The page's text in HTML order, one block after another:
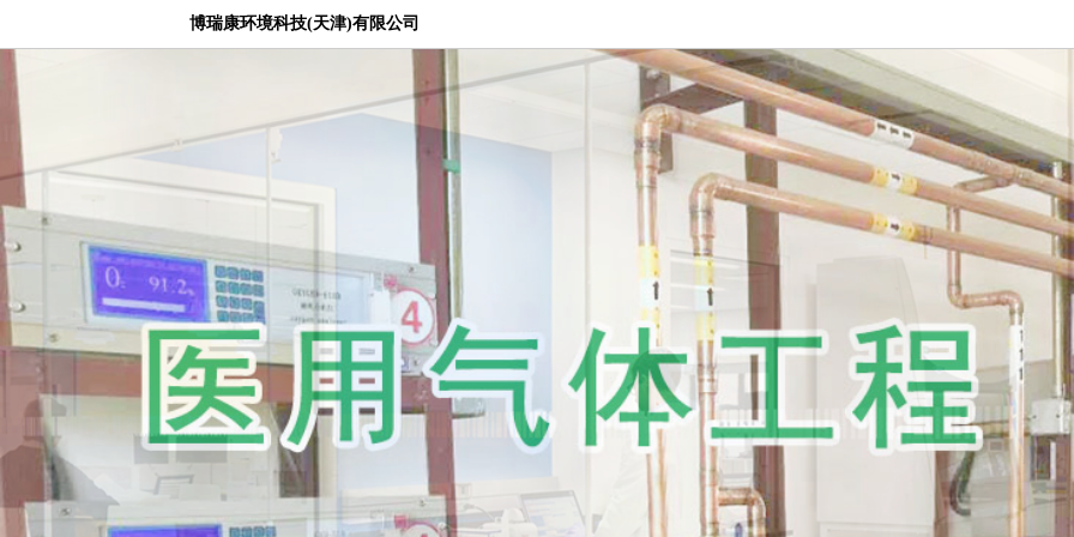
博瑞康环境科技(天津)有限公司